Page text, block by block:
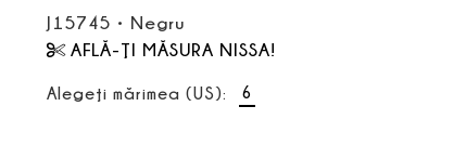
J15745 • Negru
AFLĂ-ŢI MĂSURA NISSA!
Alegeţi mărimea (US): 6